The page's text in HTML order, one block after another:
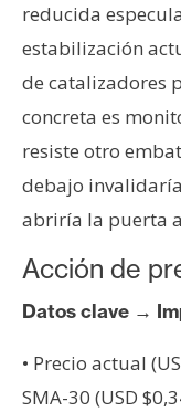
reducida
estabilización
de catalizadores
concreta es
resiste otro
debajo
abriría la puerta a
Acción de
Datos clave →
• Precio actual
SMA-30 (USD